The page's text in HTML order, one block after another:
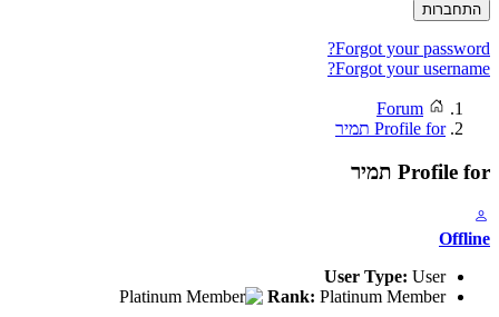
התחברות
Forgot your password?
Forgot your username?
Forum
Profile for תמיר
Profile for תמיר
Offline
User Type: User
Rank: Platinum Member